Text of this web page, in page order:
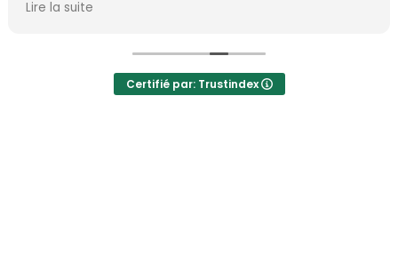
Certifié par: Trustindex